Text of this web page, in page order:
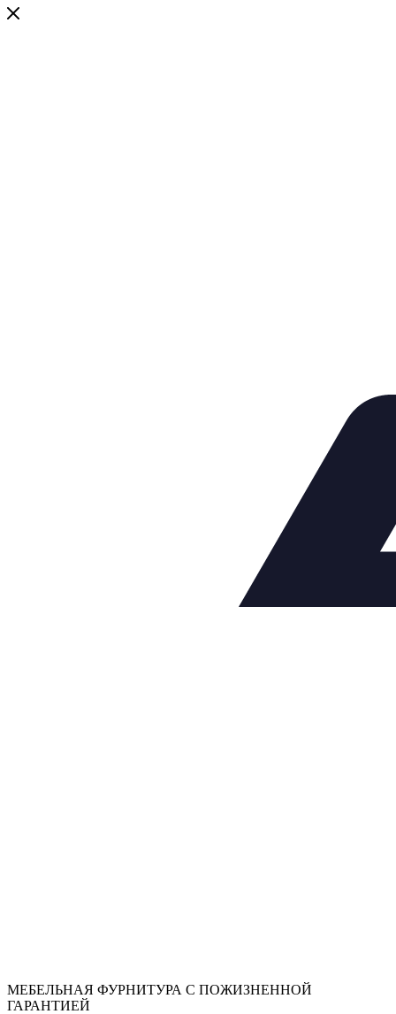
МЕБЕЛЬНАЯ ФУРНИТУРА С ПОЖИЗНЕННОЙ
ГАРАНТИЕЙ